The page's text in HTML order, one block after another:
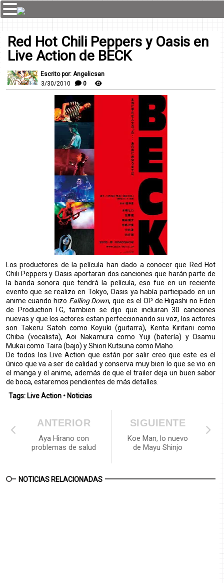
Red Hot Chili Peppers y Oasis en
Live Action de BECK
Escrito por: Angelicsan
3/30/2010
0
Los productores de la película han dado a conocer que Red Hot
Chili Peppers y Oasis aportaran dos canciones que harán parte de
la banda sonora que tendrá la película, eso fue en un reciente
evento que se realizo en Tokyo, Oasis ya había participado en un
anime cuando hizo Falling Down, que es el OP de Higashi no Eden
de Production I.G, tambien se dijo que incluiran 30 canciones
nuevas y que los actores estan perfeccionando su voz, los actores
son Takeru Satoh como Koyuki (guitarra), Kenta Kiritani como
Chiba (vocalista), Aoi Nakamura como Yuji (batería) y Osamu
Mukai como Taira (bajo) y Shiori Kutsuna como Maho.
De todos los Live Action que están por salir creo que este es el
único que va a ser de calidad y conserva muy bien lo que se vio en
el manga y el anime, además de que el trailer deja un buen sabor
de boca, estaremos pendientes de más detalles.
Tags: Live Action • Noticias
SIGUIENTE
Koe Man, lo nuevo
de Mayu Shinjo
ANTERIOR
Aya Hirano con
problemas de salud
NOTICIAS RELACIONADAS